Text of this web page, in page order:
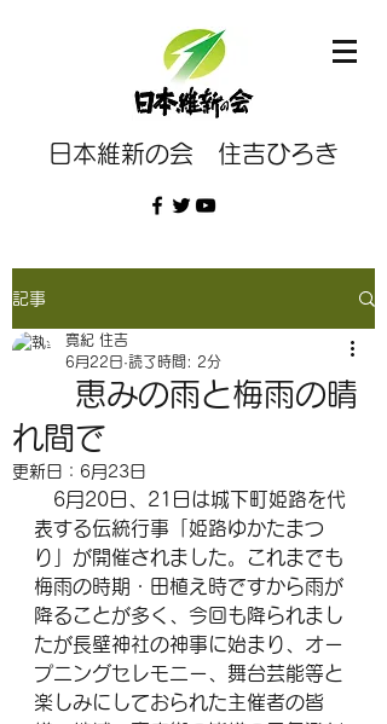
日本維新の会 住吉ひろき
記事
恵みの雨と梅雨の晴
れ間で
寛紀 住吉
6月22日 読了時間: 2分
更新日： 6月23日
6月20日、21日は城下町姫路を代
表する伝統行事「姫路ゆかたまつ
り」が開催されました。これまでも
梅雨の時期・田植え時ですから雨が
降ることが多く、今回も降られまし
たが長壁神社の神事に始まり、オー
プニングセレモニー、舞台芸能等と
楽しみにしておられた主催者の皆